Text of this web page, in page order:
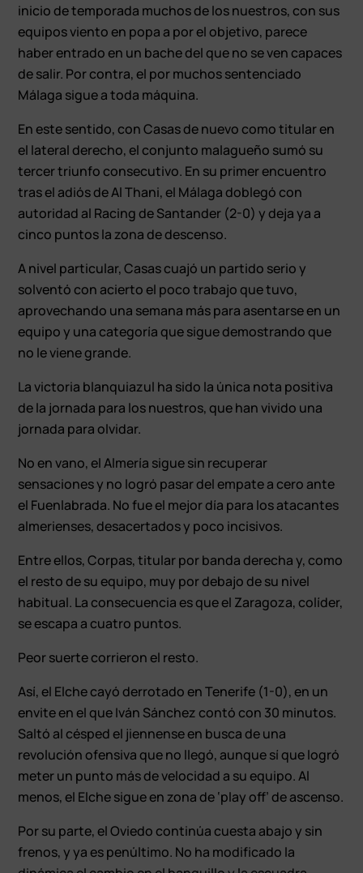
inicio de temporada muchos de los nuestros, con sus
equipos viento en popa a por el objetivo, parece
haber entrado en un bache del que no se ven capaces
de salir. Por contra, el por muchos sentenciado
Málaga sigue a toda máquina.
En este sentido, con Casas de nuevo como titular en
el lateral derecho, el conjunto malagueño sumó su
tercer triunfo consecutivo. En su primer encuentro
tras el adiós de Al Thani, el Málaga doblegó con
autoridad al Racing de Santander (2-0) y deja ya a
cinco puntos la zona de descenso.
A nivel particular, Casas cuajó un partido serio y
solventó con acierto el poco trabajo que tuvo,
aprovechando una semana más para asentarse en un
equipo y una categoría que sigue demostrando que
no le viene grande.
La victoria blanquiazul ha sido la única nota positiva
de la jornada para los nuestros, que han vivido una
jornada para olvidar.
No en vano, el Almería sigue sin recuperar
sensaciones y no logró pasar del empate a cero ante
el Fuenlabrada. No fue el mejor día para los atacantes
almerienses, desacertados y poco incisivos.
Entre ellos, Corpas, titular por banda derecha y, como
el resto de su equipo, muy por debajo de su nivel
habitual. La consecuencia es que el Zaragoza, colíder,
se escapa a cuatro puntos.
Peor suerte corrieron el resto.
Así, el Elche cayó derrotado en Tenerife (1-0), en un
envite en el que Iván Sánchez contó con 30 minutos.
Saltó al césped el jiennense en busca de una
revolución ofensiva que no llegó, aunque sí que logró
meter un punto más de velocidad a su equipo. Al
menos, el Elche sigue en zona de ‘play off’ de ascenso.
Por su parte, el Oviedo continúa cuesta abajo y sin
frenos, y ya es penúltimo. No ha modificado la